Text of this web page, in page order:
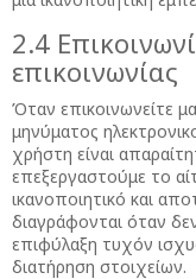
2.4
επικοινωνίας
Όταν επικοινωνείτε
μηνύματος
χρήστη είναι
επεξεργαστούμε το
ικανοποιητικό και
διαγράφονται όταν
επιφύλαξη τυχόν
διατήρηση στοιχείων.